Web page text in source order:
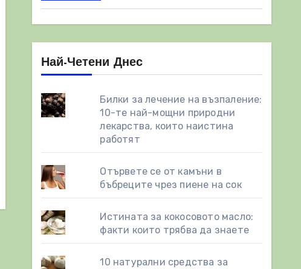
Най-Четени Днес
Билки за лечение на възпаление:
10-те най-мощни природни
лекарства, които наистина
работят
Отървете се от камъни в
бъбреците чрез пиене на сок
Истината за кокосовото масло:
факти които трябва да знаете
10 натурални средства за